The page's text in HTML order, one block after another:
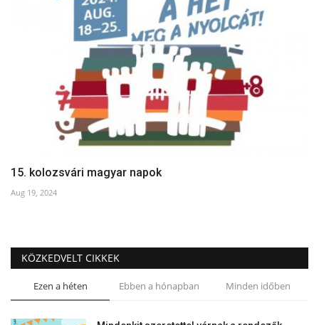
15. kolozsvári magyar napok
Aug 19, 2024
KÖZKEDVELT CIKKEK
Ezen a héten Ebben a hónapban Minden időben